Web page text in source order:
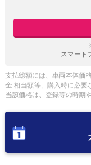
スマート
支払総額には、車両本体価
金 相当額等、購入時に必要
当該価格は、登録等の時期